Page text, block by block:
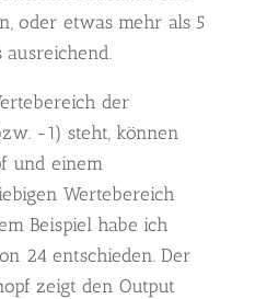
oder etwas mehr als 5
ausreichend.
der
-1) steht, können
und einem
Wertebereich
Beispiel habe ich
24 entschieden. Der
zeigt den Output